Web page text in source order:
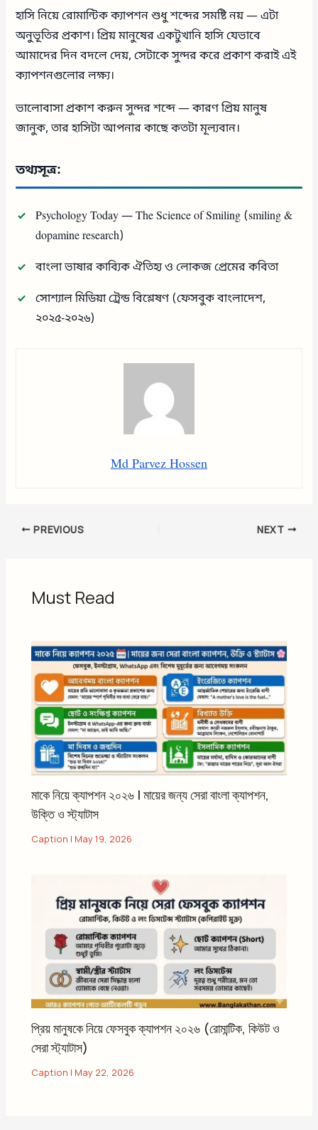
হাসি নিয়ে রোমান্টিক ক্যাপশন শুধু শব্দের সমষ্টি নয় — এটা
অনুভূতির প্রকাশ। প্রিয় মানুষের একটুখানি হাসি যেভাবে
আমাদের দিন বদলে দেয়, সেটাকে সুন্দর করে প্রকাশ করাই এই
ক্যাপশনগুলোর লক্ষ্য।
ভালোবাসা প্রকাশ করুন সুন্দর শব্দে — কারণ প্রিয় মানুষ
জানুক, তার হাসিটা আপনার কাছে কতটা মূল্যবান।
তথ্যসূত্র:
Psychology Today — The Science of Smiling (smiling &
dopamine research)
বাংলা ভাষার কাব্যিক ঐতিহ্য ও লোকজ প্রেমের কবিতা
সোশ্যাল মিডিয়া ট্রেন্ড বিশ্লেষণ (ফেসবুক বাংলাদেশ,
২০২৫-২০২৬)
Md Parvez Hossen
PREVIOUS NEXT
Must Read
মাকে নিয়ে ক্যাপশন ২০২৬ | মায়ের জন্য সেরা বাংলা ক্যাপশন,
উক্তি ও স্ট্যাটাস
Caption | May 19, 2026
প্রিয় মানুষকে নিয়ে ফেসবুক ক্যাপশন ২০২৬ (রোমান্টিক, কিউট ও
সেরা স্ট্যাটাস)
Caption | May 22, 2026